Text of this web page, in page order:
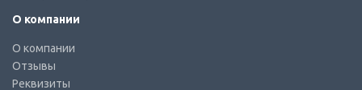
О компании
О компании
Отзывы
Реквизиты